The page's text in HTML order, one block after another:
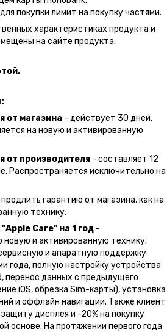
покупки лимит на покупку частями.
характеристиках продукта и
на сайте продукта:
от магазина - действует 30 дней,
на новую и активированную
от производителя - составляет 12
Распространяется исключительно на
гарантию от магазина, как на
технику:
Care" на 1 год -
новую и активированную технику.
и апаратную поддержку
года, полную настройку устройства
перенос данных с предыдущего
iOS, обрезка Sim-карты), установка
и оффлайн навигации. Также клиент
дисплея и -20% на покупку
основе. На протяжении первого года